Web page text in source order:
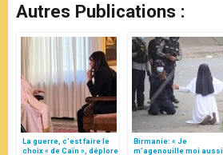
Autres Publications :
La guerre, c’est faire le
choix « de Caïn », déplore
Birmanie: « Je
m’agenouille moi aussi